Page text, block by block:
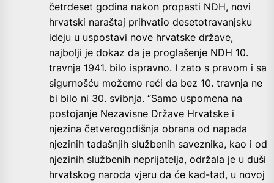
četrdeset godina nakon propasti NDH, novi
hrvatski naraštaj prihvatio desetotravanjsku
ideju u uspostavi nove hrvatske države,
najbolji je dokaz da je proglašenje NDH 10.
travnja 1941. bilo ispravno. I zato s pravom i sa
sigurnošću možemo reći da bez 10. travnja ne
bi bilo ni 30. svibnja. “Samo uspomena na
postojanje Nezavisne Države Hrvatske i
njezina četverogodišnja obrana od napada
njezinih tadašnjih službenih saveznika, kao i od
njezinih službenih neprijatelja, održala je u duši
hrvatskog naroda vjeru da će kad-tad, u novoj